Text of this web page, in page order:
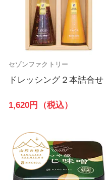
セゾンファクトリー
ドレッシング２本詰合せ
1,620円（税込）